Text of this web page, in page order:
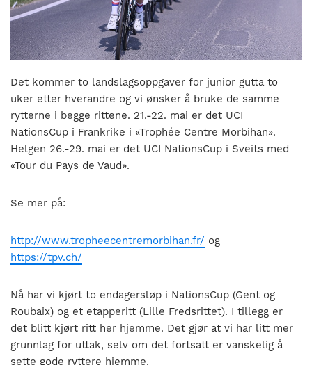
nasjonalt
bli
en
folkesport.
Det kommer to landslagsoppgaver for junior gutta to
uker etter hverandre og vi ønsker å bruke de samme
rytterne i begge rittene. 21.-22. mai er det UCI
NationsCup i Frankrike i «Trophée Centre Morbihan».
Helgen 26.-29. mai er det UCI NationsCup i Sveits med
«Tour du Pays de Vaud».
Se mer på:
http://www.tropheecentremorbihan.fr/ og
https://tpv.ch/
Nå har vi kjørt to endagersløp i NationsCup (Gent og
Roubaix) og et etapperitt (Lille Fredsrittet). I tillegg er
det blitt kjørt ritt her hjemme. Det gjør at vi har litt mer
grunnlag for uttak, selv om det fortsatt er vanskelig å
sette gode ryttere hjemme.